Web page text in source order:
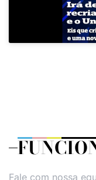
Fale com nossa